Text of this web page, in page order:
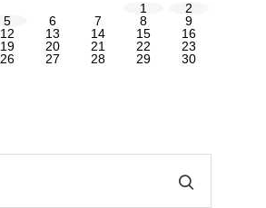
1
2
5 6 7 8
9
12 13 14 15
16
19 20 21 22
23
26 27 28 29
30